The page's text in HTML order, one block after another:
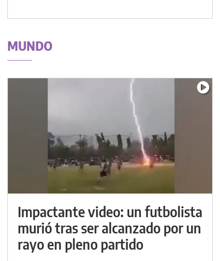
MUNDO
Impactante video: un futbolista
murió tras ser alcanzado por un
rayo en pleno partido